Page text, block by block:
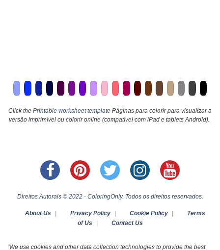
Click the Printable worksheet template Páginas para colorir para visualizar a
versão imprimível ou colorir online (compatível com iPad e tablets Android).
Direitos Autorais © 2022 - ColoringOnly. Todos os direitos reservados.
About Us Privacy Policy Cookie Policy
Terms
of Us
Contact Us
"We use cookies and other data collection technologies to provide the best